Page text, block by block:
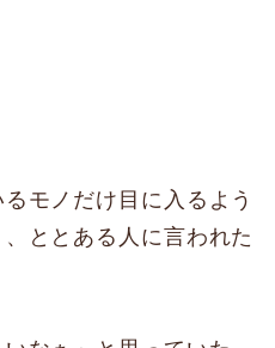
モノだけ目に入るよう
ととある人に言われた